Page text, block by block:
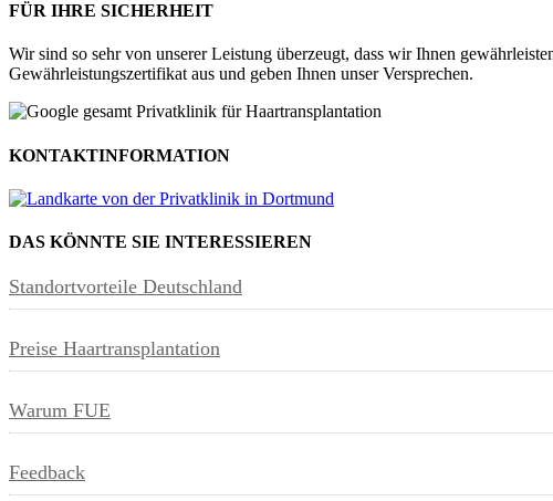
FÜR IHRE SICHERHEIT
Wir sind so sehr von unserer Leistung überzeugt, dass wir Ihnen
Gewährleistungszertifikat aus und geben Ihnen unser Versprechen.
KONTAKTINFORMATION
DAS KÖNNTE SIE INTERESSIEREN
Standortvorteile Deutschland
Preise Haartransplantation
Warum FUE
Feedback